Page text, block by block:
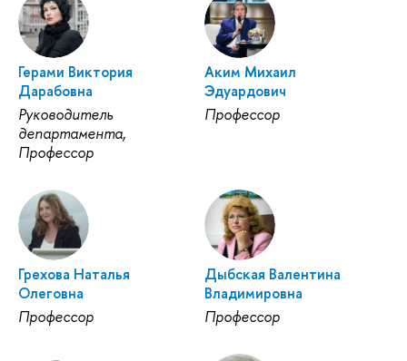
Герами Виктория
Дарабовна
Руководитель
департамента,
Профессор
Аким Михаил
Эдуардович
Профессор
Грехова Наталья
Олеговна
Профессор
Дыбская Валентина
Владимировна
Профессор